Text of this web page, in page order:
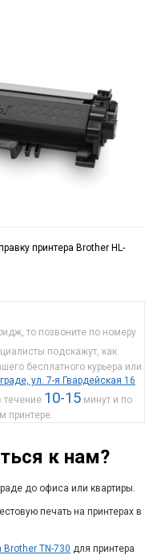
принтера Brother HL-
то позвоните по номеру
подскажут, как
бесплатного курьера или
ул. 7-я Гвардейская 16
течение 10-15 минут и по
принтере.
к нам?
до офиса или квартиры.
печать на принтерах в
Brother TN-730 для принтера